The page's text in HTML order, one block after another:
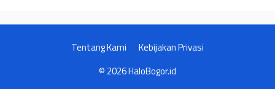
Tentang Kami
Kebijakan Privasi
© 2026 HaloBogor.id